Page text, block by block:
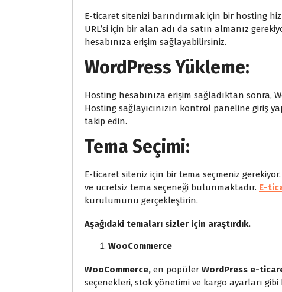
E-ticaret sitenizi barındırmak için bir hosting
URL’si için bir alan adı da satın almanız
hesabınıza erişim sağlayabilirsiniz.
WordPress Yükleme:
Hosting hesabınıza erişim sağladıktan sonra,
Hosting sağlayıcınızın kontrol paneline giriş
takip edin.
Tema Seçimi:
E-ticaret siteniz için bir tema seçmeniz
ve ücretsiz tema seçeneği bulunmaktadır. E-
kurulumunu gerçekleştirin.
Aşağıdaki temaları sizler için araştırdık.
WooCommerce
WooCommerce, en popüler WordPress e-
seçenekleri, stok yönetimi ve kargo ayarları